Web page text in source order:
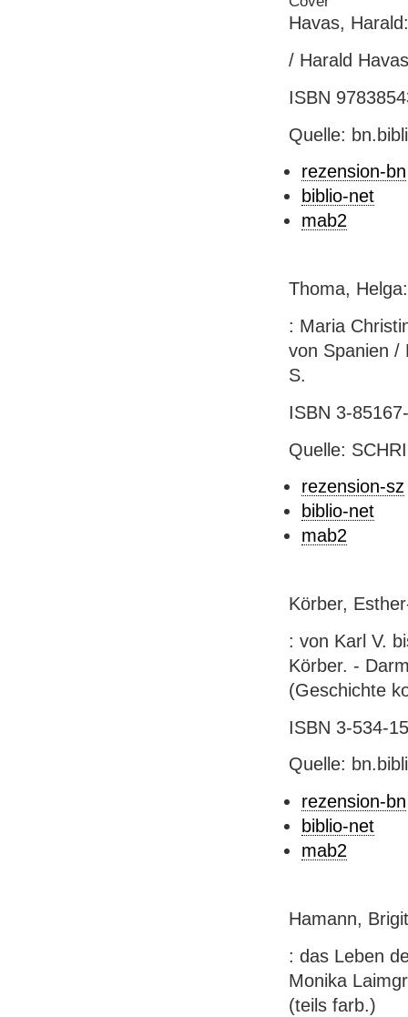
Havas,
/ Harald
ISBN
Quelle:
rezension-bn
biblio-net
mab2
Thoma,
: Maria
von Spanien /
S.
ISBN 3-
Quelle:
rezension-sz
biblio-net
mab2
Körber,
: von Karl V.
Körber. -
(Geschichte
ISBN 3-534-
Quelle:
rezension-bn
biblio-net
mab2
Hamann,
: das Leben
Monika
(teils farb.)